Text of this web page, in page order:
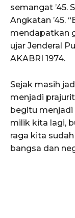
semangat ’45.
Angkatan ’45.
mendapatkan
ujar Jenderal
AKABRI 1974.
Sejak masih
menjadi
begitu menjadi
milik kita lagi,
raga kita
bangsa dan